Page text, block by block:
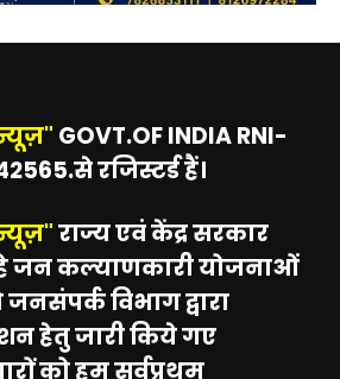
GOVT.OF INDIA RNI-
रजिस्टर्ड हैं।
राज्य एवं केंद्र सरकार
जन कल्याणकारी योजनाओं
विभाग द्वारा
हेतु जारी किये गए
को हम सर्वप्रथम